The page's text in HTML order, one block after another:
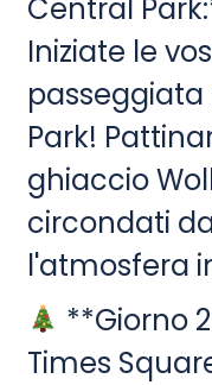
Central
Iniziate le
Park!
ghiaccio
circondati
l'atmosfera
**Giorno
Times